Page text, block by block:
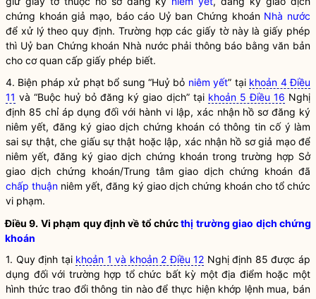
chứng khoángiả mạo, báo cáo Uỷ banChứng khoán Nhà nước
để xử lý theo quy định. Trường hợp các giấy tờ này là giấy phép
thì Uỷ ban Chứng khoán Nhà nước phải thông báo bằng văn bản
cho cơ quan cấp giấy phép biết.
4. Biện pháp xử phạt bổ sung “Huỷ bỏ niêm yết” tại khoản 4 Điều
11 và “Buộc huỷ bỏ đăng ký giao dịch” tại khoản 5 Điều 16 Nghị
định 85 chỉ áp dụng đối với hành vi lập, xác nhận hồ sơ đăng ký
niêm yết, đăng ký giao dịch chứng khoán có thông tin cố ý làm
sai sự thật, che giấu sự thật hoặc lập, xác nhận hồ sơ giả mạo để
niêm yết, đăng ký giao dịch chứng khoántrong trường hợp Sở
giao dịch chứng khoán/Trung tâm giao dịchchứng khoán đã
chấp thuận niêm yết, đăng ký giao dịch chứng khoán cho tổ chức
vi phạm.
Điều 9. Vi phạm quy định về tổ chứcthị trường giao dịch chứng
khoán
1. Quy định tại khoản 1 và khoản 2 Điều 12 Nghị định 85 được áp
dụng đối với trường hợp tổ chức bất kỳ một địa điểm hoặc một
hình thức trao đổi thông tin nào để thực hiện khớp lệnh mua, bán